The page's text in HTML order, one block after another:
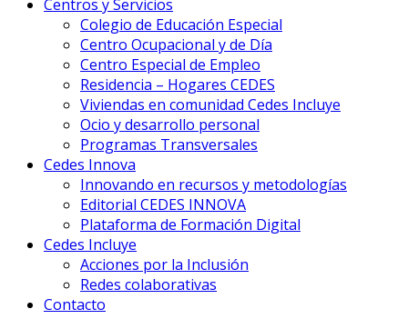
Centros y Servicios
Colegio de Educación Especial
Centro Ocupacional y de Día
Centro Especial de Empleo
Residencia – Hogares CEDES
Viviendas en comunidad Cedes Incluye
Ocio y desarrollo personal
Programas Transversales
Cedes Innova
Innovando en recursos y metodologías
Editorial CEDES INNOVA
Plataforma de Formación Digital
Cedes Incluye
Acciones por la Inclusión
Redes colaborativas
Contacto